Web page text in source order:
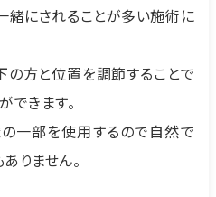
にされることが多い施術に
方と位置を調節することで
できます。
一部を使用するので自然で
りません。